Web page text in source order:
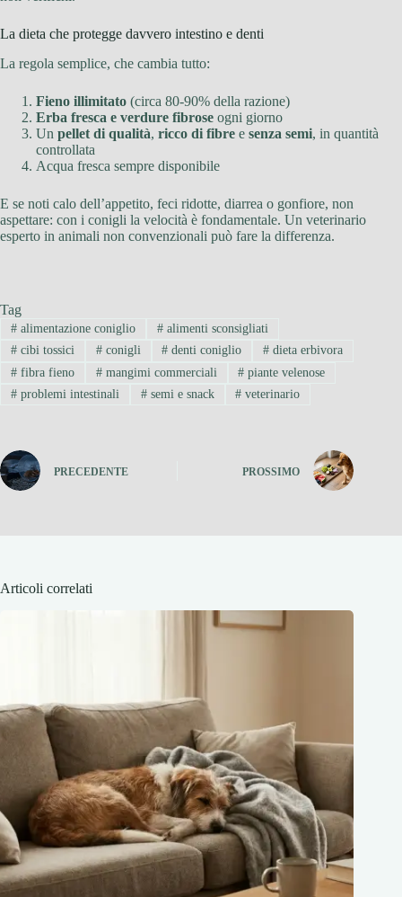
La dieta che protegge davvero intestino e denti
La regola semplice, che cambia tutto:
Fieno illimitato (circa 80-90% della razione)
Erba fresca e verdure fibrose ogni giorno
Un pellet di qualità, ricco di fibre e senza semi, in quantità
controllata
Acqua fresca sempre disponibile
E se noti calo dell’appetito, feci ridotte, diarrea o gonfiore, non
aspettare: con i conigli la velocità è fondamentale. Un veterinario
esperto in animali non convenzionali può fare la differenza.
Tag
#alimentazione coniglio #alimenti sconsigliati
#cibi tossici #conigli # denti coniglio # dieta erbivora
#fibra fieno #mangimi commerciali # piante velenose
#problemi intestinali #semi e snack # veterinario
PRECEDENTE PROSSIMO
Articoli correlati